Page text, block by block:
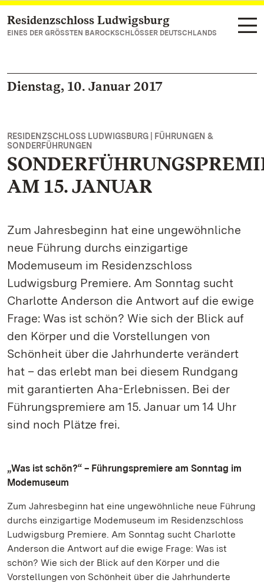
Zum Hauptinhalt springen
Residenzschloss Ludwigsburg
EINES DER GRÖSSTEN BAROCKSCHLÖSSER DEUTSCHLANDS
Dienstag, 10. Januar 2017
RESIDENZSCHLOSS LUDWIGSBURG | FÜHRUNGEN &
SONDERFÜHRUNGEN
AM 15. JANUAR
Zum Jahresbeginn hat eine ungewöhnliche
neue Führung durchs einzigartige
Modemuseum im Residenzschloss
Ludwigsburg Premiere. Am Sonntag sucht
Charlotte Anderson die Antwort auf die ewige
Frage: Was ist schön? Wie sich der Blick auf
den Körper und die Vorstellungen von
Schönheit über die Jahrhunderte verändert
hat – das erlebt man bei diesem Rundgang
mit garantierten Aha-Erlebnissen. Bei der
Führungspremiere am 15. Januar um 14 Uhr
sind noch Plätze frei.
„Was ist schön?“ – Führungspremiere am Sonntag im
Modemuseum
Zum Jahresbeginn hat eine ungewöhnliche neue Führung
durchs einzigartige Modemuseum im Residenzschloss
Ludwigsburg Premiere. Am Sonntag sucht Charlotte
Anderson die Antwort auf die ewige Frage: Was ist
schön? Wie sich der Blick auf den Körper und die
Vorstellungen von Schönheit über die Jahrhunderte